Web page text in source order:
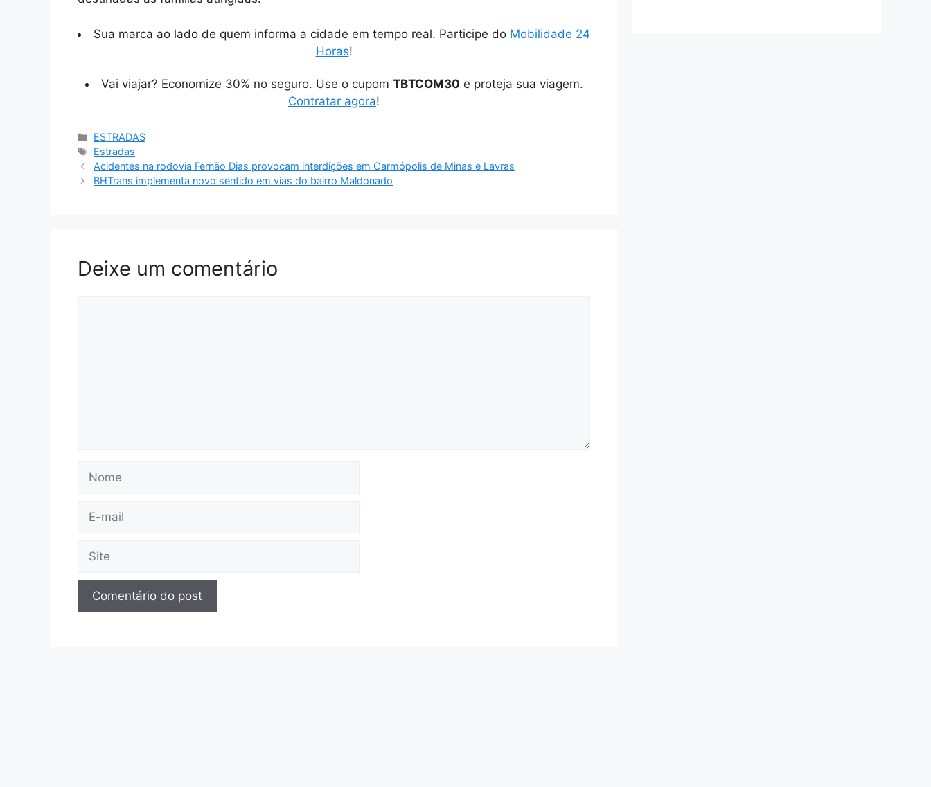
Sua marca ao lado de quem informa a cidade em tempo real. Participe do Mobilidade 24
Horas!
Vai viajar? Economize 30% no seguro. Use o cupom TBTCOM30 e proteja sua viagem.
Contratar agora!
Categorias
ESTRADAS
Tags
Estradas
Acidentes na rodovia Fernão Dias provocam interdições em Carmópolis de Minas e Lavras
BHTrans implementa novo sentido em vias do bairro Maldonado
Deixe um comentário
Nome
Site